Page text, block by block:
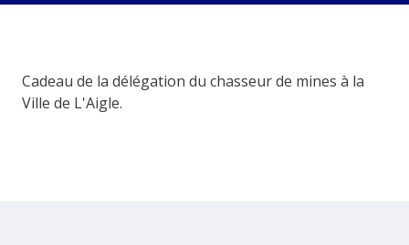
Cadeau de la délégation du chasseur de mines à la
Ville de L'Aigle.